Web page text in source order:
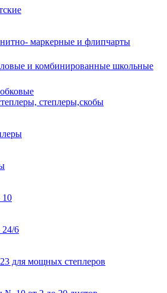
маркерные и флипчарты
и комбинированные школьные
степлеры,скобы
6
для мощных степлеров